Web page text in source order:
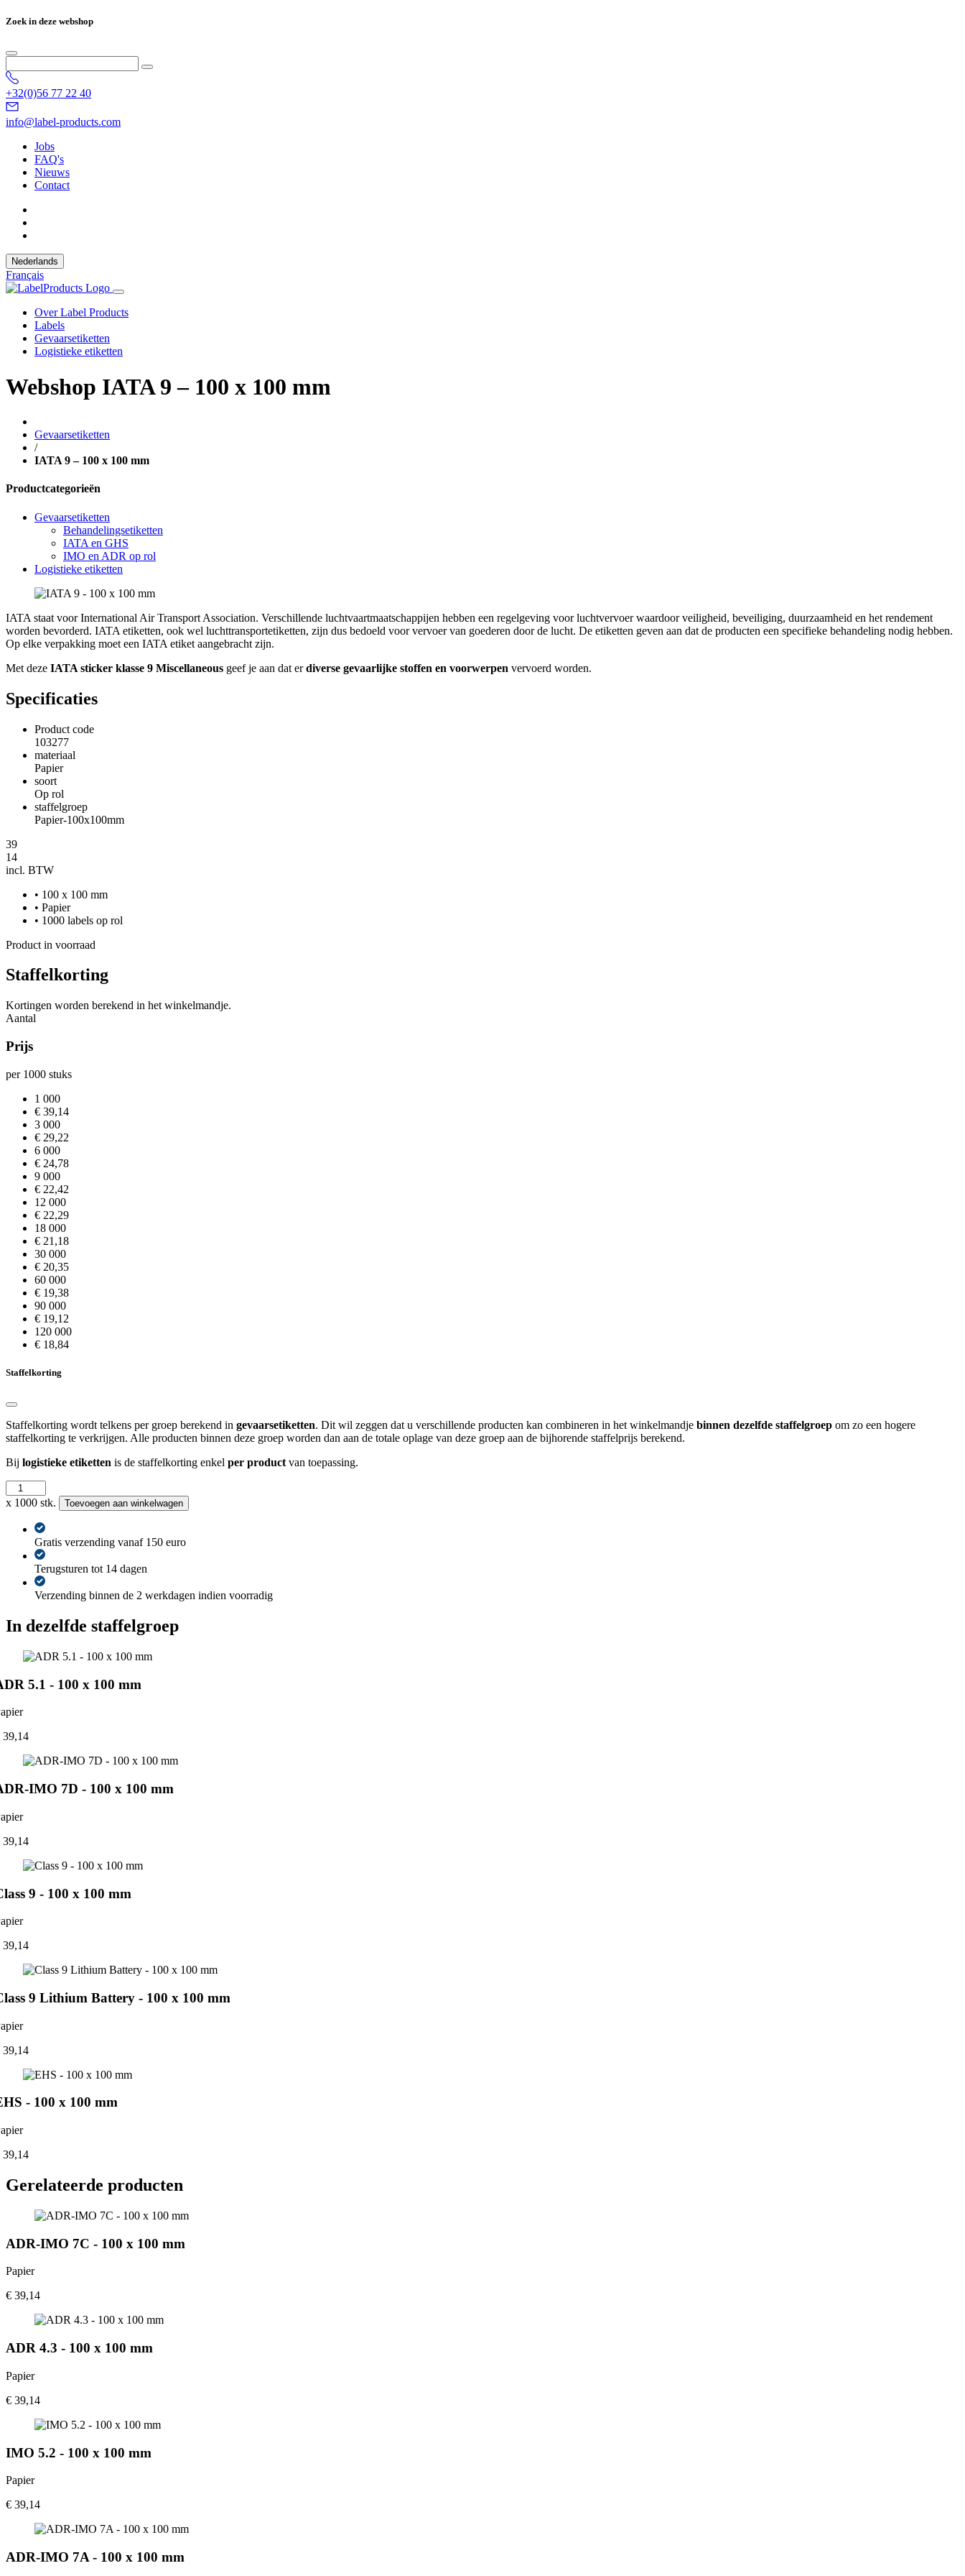
Zoek in deze webshop
+32(0)56 77 22 40
info@label-products.com
Jobs
FAQ's
Nieuws
Contact
Nederlands
Français
Over Label Products
Labels
Gevaarsetiketten
Logistieke etiketten
Webshop IATA 9 – 100 x 100 mm
Gevaarsetiketten
/
IATA 9 – 100 x 100 mm
Productcategorieën
Gevaarsetiketten
Behandelingsetiketten
IATA en GHS
IMO en ADR op rol
Logistieke etiketten
IATA staat voor International Air Transport Association. Verschillende luchtvaartmaatschappijen hebben een regelgeving voor luchtvervoer waardoor veiligheid, beveiliging, duurzaamheid en het rendement
worden bevorderd. IATA etiketten, ook wel luchttransportetiketten, zijn dus bedoeld voor vervoer van goederen door de lucht. De etiketten geven aan dat de producten een specifieke behandeling nodig hebben.
Op elke verpakking moet een IATA etiket aangebracht zijn.
Met deze IATA sticker klasse 9 Miscellaneous geef je aan dat erdiverse gevaarlijke stoffen en voorwerpen vervoerd worden.
Specificaties
Product code
103277
materiaal
Papier
soort
Op rol
staffelgroep
Papier-100x100mm
39
14
incl. BTW
• 100 x 100 mm
• Papier
• 1000 labels op rol
Product in voorraad
Staffelkorting
Kortingen worden berekend in het winkelmandje.
Aantal
Prijs
per 1000 stuks
1 000
€ 39,14
3 000
€ 29,22
6 000
€ 24,78
9 000
€ 22,42
12 000
€ 22,29
18 000
€ 21,18
30 000
€ 20,35
60 000
€ 19,38
90 000
€ 19,12
120 000
€ 18,84
Staffelkorting
Staffelkorting wordt telkens per groep berekend in gevaarsetiketten. Dit wil zeggen dat u verschillende producten kan combineren in het winkelmandje binnen dezelfde staffelgroep om zo een hogere
staffelkorting te verkrijgen. Alle producten binnen deze groep worden dan aan de totale oplage van deze groep aan de bijhorende staffelprijs berekend.
Bij logistieke etiketten is de staffelkorting enkel per product van toepassing.
IATA
9
x 1000 stk. Toevoegen aan winkelwagen
Gratis verzending vanaf 150 euro
Terugsturen tot 14 dagen
Verzending binnen de 2 werkdagen indien voorradig
In dezelfde staffelgroep
5.1 - 100 x 100 mm
39,14
IMO 7D - 100 x 100 mm
39,14
9 - 100 x 100 mm
39,14
9 Lithium Battery - 100 x 100 mm
39,14
- 100 x 100 mm
39,14
Gerelateerde producten
ADR-IMO 7C - 100 x 100 mm
Papier
€ 39,14
ADR 4.3 - 100 x 100 mm
Papier
€ 39,14
IMO 5.2 - 100 x 100 mm
Papier
€ 39,14
ADR-IMO 7A - 100 x 100 mm